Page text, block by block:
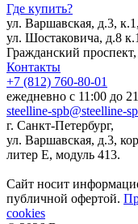
Где купить?
ул. Варшавская, д.3,
ул. Шостаковича, д.8
Гражданский
Контакты
+7 (812) 760-80-01
ежедневно с 11:00 до
steelline-spb@steelline-
г. Санкт-Петербург,
ул. Варшавская, д.3,
литер Е, модуль 413.
Сайт носит
публичной офертой.
cookies